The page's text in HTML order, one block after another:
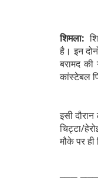
शिमला:
है। इन
बरामद
कांस्टेबल
इसी
चिट्टा/
मौके पर